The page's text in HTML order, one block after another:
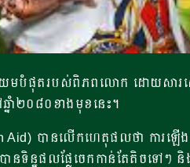
មបំផុតរបស់ពិភពលោក ដោយសារស្ទ
២០៨០ខាងមុខនេះ។
Aid) បានលើកហេតុផលថា ការឡើ
ានទិន្នផលផ្លែចេកកាន់តែតិចទ